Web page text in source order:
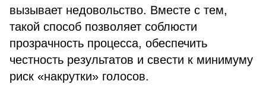
вызывает недовольство. Вместе с тем,
такой способ позволяет соблюсти
прозрачность процесса, обеспечить
честность результатов и свести к минимуму
риск «накрутки» голосов.